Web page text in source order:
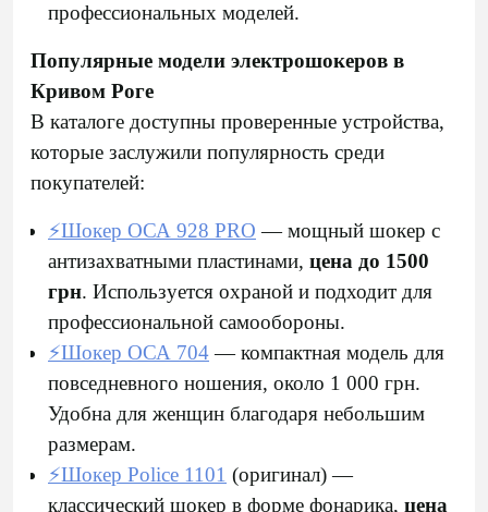
профессиональных моделей.
Популярные модели электрошокеров в
Кривом Роге
В каталоге доступны проверенные устройства,
которые заслужили популярность среди
покупателей:
⚡Шокер ОСА 928 PRO — мощный шокер с
антизахватными пластинами, цена до 1500
грн. Используется охраной и подходит для
профессиональной самообороны.
⚡Шокер ОСА 704— компактная модель для
повседневного ношения, около 1 000 грн.
Удобна для женщин благодаря небольшим
размерам.
⚡Шокер Police 1101 (оригинал) —
классический шокер в форме фонарика, цена